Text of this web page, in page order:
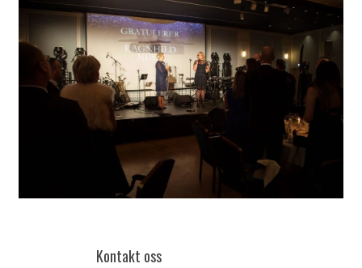
Kontakt oss